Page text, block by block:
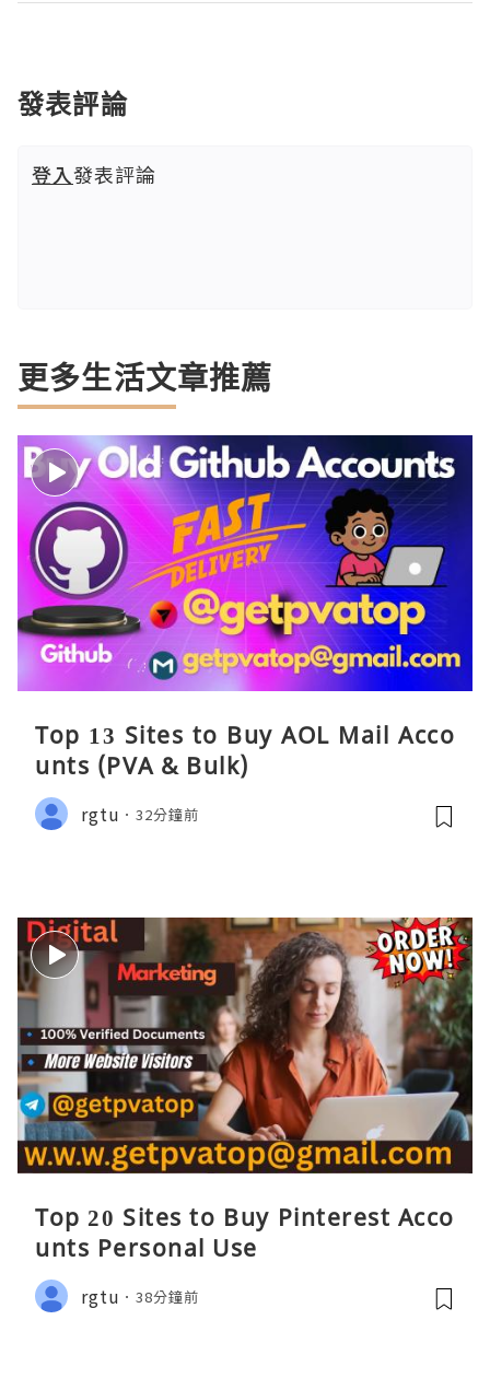
發表評論
登入發表評論
更多生活文章推薦
Top 13 Sites to Buy AOL Mail Acco
unts (PVA & Bulk)
rgtu 32分鐘前
Top 20 Sites to Buy Pinterest Acco
unts Personal Use
rgtu 38分鐘前